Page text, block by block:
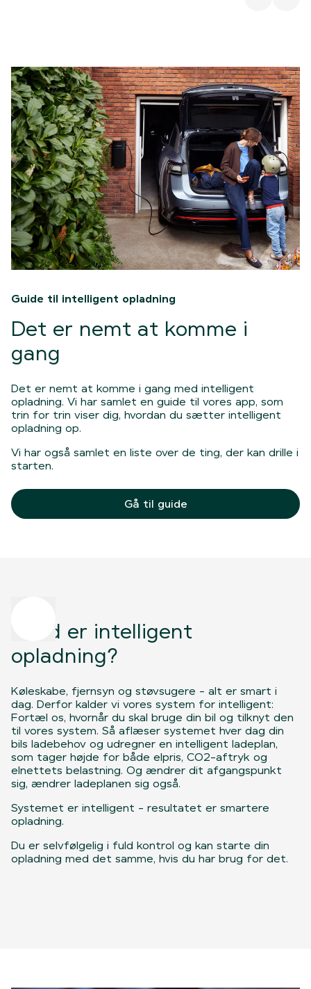
Guide til intelligent opladning
Det er nemt at komme i
gang
Det er nemt at komme i gang med intelligent
opladning. Vi har samlet en guide til vores app, som
trin for trin viser dig, hvordan du sætter intelligent
opladning op.
Vi har også samlet en liste over de ting, der kan drille i
starten.
Gå til guide
Hvad er intelligent
opladning?
Køleskabe, fjernsyn og støvsugere - alt er smart i
dag. Derfor kalder vi vores system for intelligent:
Fortæl os, hvornår du skal bruge din bil og tilknyt den
til vores system. Så aflæser systemet hver dag din
bils ladebehov og udregner en intelligent ladeplan,
som tager højde for både elpris, CO2-aftryk og
elnettets belastning. Og ændrer dit afgangspunkt
sig, ændrer ladeplanen sig også.
Systemet er intelligent - resultatet er smartere
opladning.
Du er selvfølgelig i fuld kontrol og kan starte din
opladning med det samme, hvis du har brug for det.